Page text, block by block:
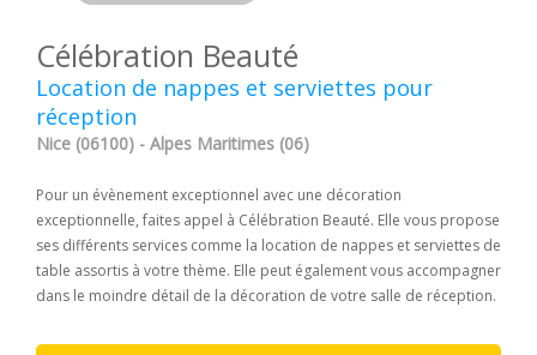
Célébration Beauté
Location de nappes et serviettes pour
réception
Nice (06100) - Alpes Maritimes (06)
Pour un évènement exceptionnel avec une décoration
exceptionnelle, faites appel à Célébration Beauté. Elle vous propose
ses différents services comme la location de nappes et serviettes de
table assortis à votre thème. Elle peut également vous accompagner
dans le moindre détail de la décoration de votre salle de réception.